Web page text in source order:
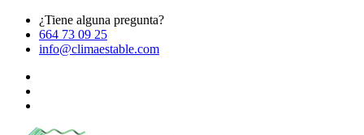
¿Tiene alguna pregunta?
664 73 09 25
info@climaestable.com